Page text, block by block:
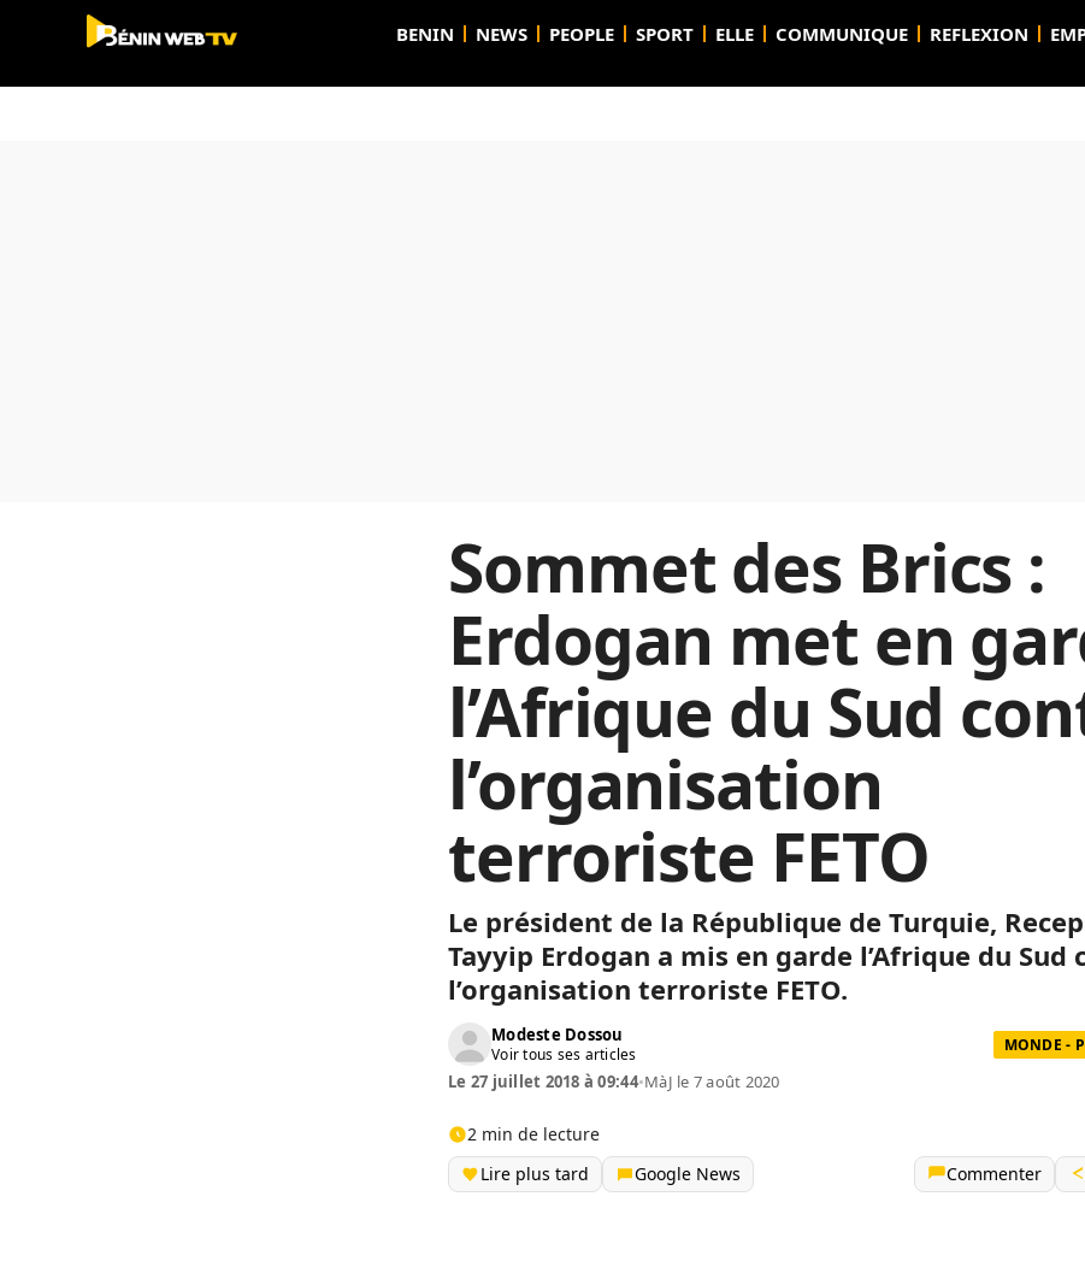
BENIN NEWS PEOPLE SPORT ELLE COMMUNIQUE REFLEXION
Sommet des Brics :
Erdogan met en
l’Afrique du Sud
l’organisation
terroriste FETO
Le président de la République de Turquie, Recep
Tayyip Erdogan a mis en garde l’Afrique du Sud
l’organisation terroriste FETO.
Modeste Dossou
Voir tous ses articles MONDE -
Le 27 juillet 2018 à 09:44•MàJ le 7 août 2020
2 min de lecture
Lire plus tard
Google News Commenter